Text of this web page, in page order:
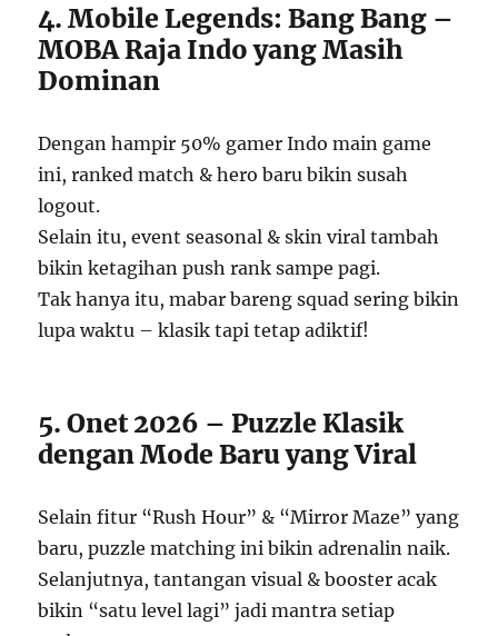
4. Mobile Legends: Bang Bang –
MOBA Raja Indo yang Masih
Dominan
Dengan hampir 50% gamer Indo main game
ini, ranked match & hero baru bikin susah
logout.
Selain itu, event seasonal & skin viral tambah
bikin ketagihan push rank sampe pagi.
Tak hanya itu, mabar bareng squad sering bikin
lupa waktu – klasik tapi tetap adiktif!
5. Onet 2026 – Puzzle Klasik
dengan Mode Baru yang Viral
Selain fitur “Rush Hour” & “Mirror Maze” yang
baru, puzzle matching ini bikin adrenalin naik.
Selanjutnya, tantangan visual & booster acak
bikin “satu level lagi” jadi mantra setiap